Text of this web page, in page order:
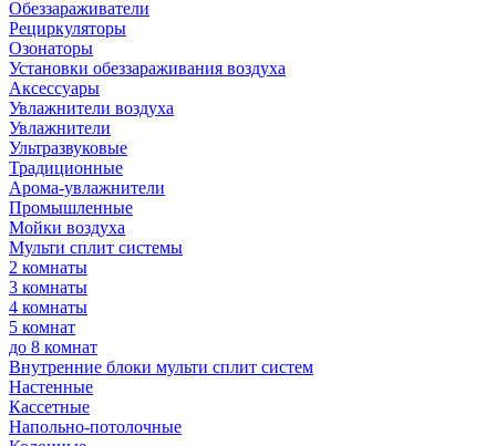
Обеззараживатели
Рециркуляторы
Озонаторы
Установки обеззараживания воздуха
Аксессуары
Увлажнители воздуха
Увлажнители
Ультразвуковые
Традиционные
Арома-увлажнители
Промышленные
Мойки воздуха
Мульти сплит системы
2 комнаты
3 комнаты
4 комнаты
5 комнат
до 8 комнат
Внутренние блоки мульти сплит систем
Настенные
Кассетные
Напольно-потолочные